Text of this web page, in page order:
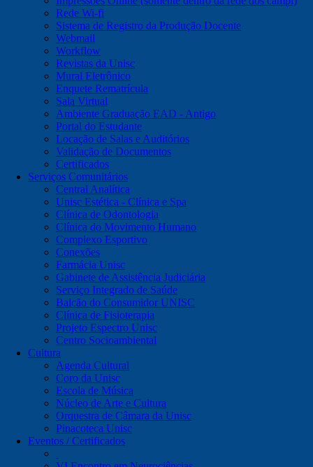
Rede Wi-fi
Sistema de Registro da Produção Docente
Webmail
Workflow
Revistas da Unisc
Mural Eletrônico
Enquete Rematrícula
Sala Virtual
Ambiente Graduação EAD - Antigo
Portal do Estudante
Locação de Salas e Auditórios
Validação de Documentos
Certificados
Serviços Comunitários
Central Analítica
Unisc Estética - Clínica e Spa
Clínica de Odontologia
Clínica do Movimento Humano
Complexo Esportivo
Conexões
Farmácia Unisc
Gabinete de Assistência Judiciária
Serviço Integrado de Saúde
Balcão do Consumidor UNISC
Clínica de Fisioterapia
Projeto Espectro Unisc
Centro Socioambiental
Cultura
Agenda Cultural
Coro da Unisc
Escola de Música
Núcleo de Arte e Cultura
Orquestra de Câmara da Unisc
Pinacoteca Unisc
Eventos / Certificados